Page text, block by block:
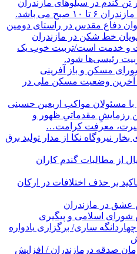
صبح می باشد.
نوجوان دفاع مقدس در راستای دومین
خط شکن در مازندران
و خدمت است/تربیت خوب یک
رئیسی‌ها شود.
مسکن و باز آفرینی
وضعیت مسکن ملی در
مسئولان مواکب اربعین حسینی
رزمایشِ مقدماتیِ ظهور و
معرفت کرامت…
نیروگاه نکا از مدار تولید برق
ریال از مطالبات گندم کاران
بر حذف اختلافات در ارکان
عشق در مازندران
شورای اسلامی و پیگیری
ساری/ برگزاری یادواره
میلیارد تومان صدقه درمازندران / افزایش